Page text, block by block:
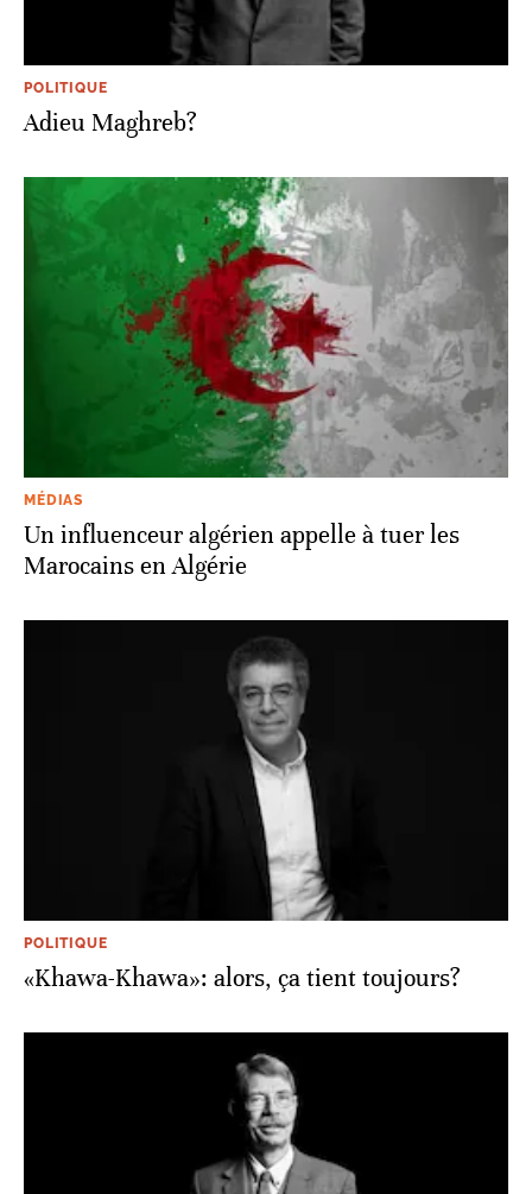
POLITIQUE
Adieu Maghreb?
MÉDIAS
Un influenceur algérien appelle à tuer les
Marocains en Algérie
POLITIQUE
«Khawa-Khawa»: alors, ça tient toujours?